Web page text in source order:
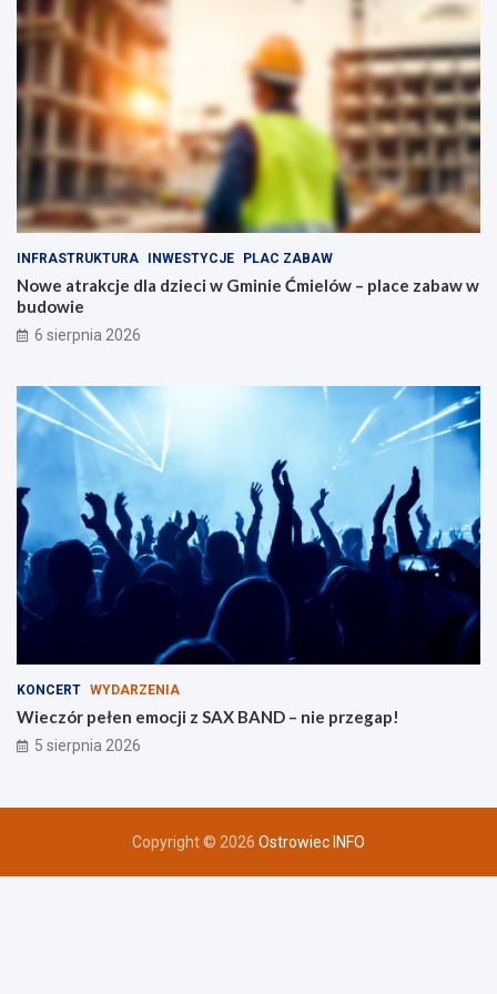
e
ł
e
a
r
a
c
j
d
l
a
r
z
i
n
o
d
b
n
m
n
p
ę
z
i
e
INFRASTRUKTURA INWESTYCJE PLAC ZABAW
Nowe atrakcje dla dzieci w Gminie Ćmielów – place zabaw w
budowie
6 sierpnia 2026
KONCERT WYDARZENIA
Wieczór pełen emocji z SAX BAND – nie przegap!
5 sierpnia 2026
Copyright © 2026 Ostrowiec INFO